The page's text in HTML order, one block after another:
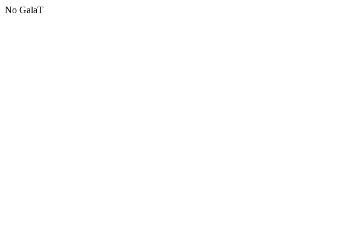
No GalaT